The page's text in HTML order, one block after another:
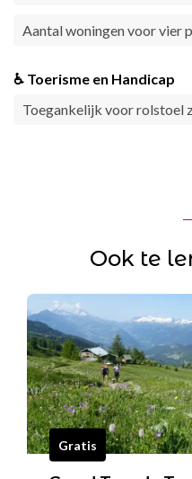
Aantal woningen voor vier
♿ Toerisme en Handicap
Toegankelijk voor rolstoel
Ook te
Gratis